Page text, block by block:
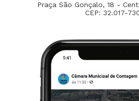
Praça São Gonçalo, 18 -
CEP: 32.017-